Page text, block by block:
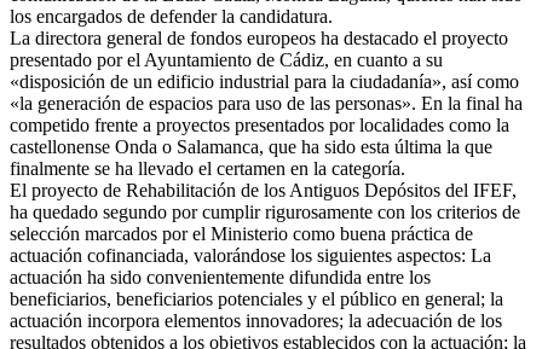
los encargados de defender la candidatura.
La directora general de fondos europeos ha destacado el proyecto
presentado por el Ayuntamiento de Cádiz, en cuanto a su
«disposición de un edificio industrial para la ciudadanía», así como
«la generación de espacios para uso de las personas». En la final ha
competido frente a proyectos presentados por localidades como la
castellonense Onda o Salamanca, que ha sido esta última la que
finalmente se ha llevado el certamen en la categoría.
El proyecto de Rehabilitación de los Antiguos Depósitos del IFEF,
ha quedado segundo por cumplir rigurosamente con los criterios de
selección marcados por el Ministerio como buena práctica de
actuación cofinanciada, valorándose los siguientes aspectos: La
actuación ha sido convenientemente difundida entre los
beneficiarios, beneficiarios potenciales y el público en general; la
actuación incorpora elementos innovadores; la adecuación de los
resultados obtenidos a los objetivos establecidos con la actuación; la